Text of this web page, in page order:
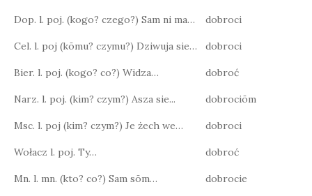
Dop. l. poj. (kogo? czego?) Sam ni ma… dobroci
Cel. l. poj (kōmu? czymu?) Dziwuja sie… dobroci
Bier. l. poj. (kogo? co?) Widza… dobroć
Narz. l. poj. (kim? czym?) Asza sie... dobrociōm
Msc. l. poj (kim? czym?) Je żech we… dobroci
Wołacz l. poj. Ty… dobroć
Mn. l. mn. (kto? co?) Sam sōm… dobrocie